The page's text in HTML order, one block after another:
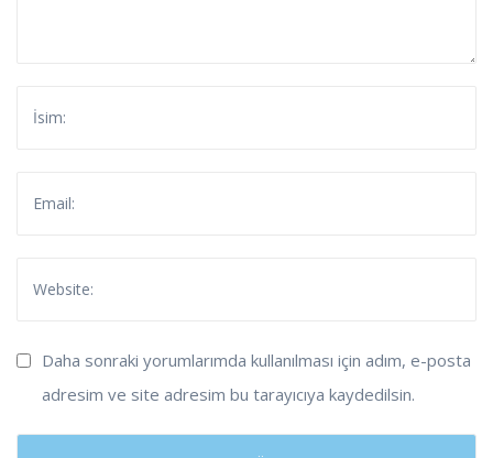
Daha sonraki yorumlarımda kullanılması için adım, e-posta
adresim ve site adresim bu tarayıcıya kaydedilsin.